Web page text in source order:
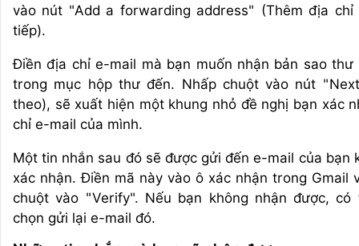
vào nút "Add a forwarding address" (Thêm địa chỉ
tiếp).
Điền địa chỉ e-mail mà bạn muốn nhận bản sao thư
trong mục hộp thư đến. Nhấp chuột vào nút
theo), sẽ xuất hiện một khung nhỏ đề nghị bạn xác
chỉ e-mail của mình.
Một tin nhắn sau đó sẽ được gửi đến e-mail của bạn
xác nhận. Điền mã này vào ô xác nhận trong Gmail
chuột vào "Verify". Nếu bạn không nhận được, có
chọn gửi lại e-mail đó.